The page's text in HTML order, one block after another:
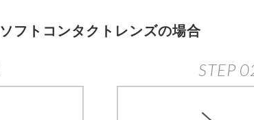
ソフトコンタクトレンズの場合
STEP